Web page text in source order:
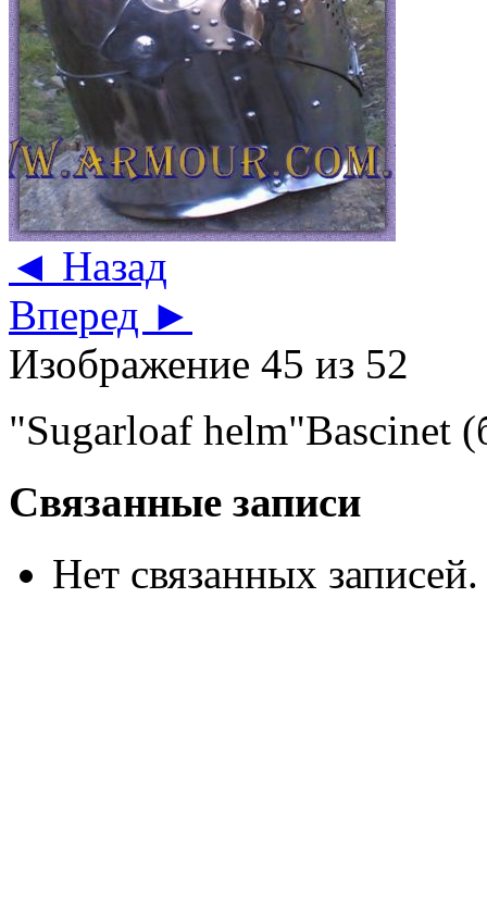
◄ Назад
Вперед ►
Изображение 45 из 52
"Sugarloaf helm"Bascinet
Связанные записи
Нет связанных записей.